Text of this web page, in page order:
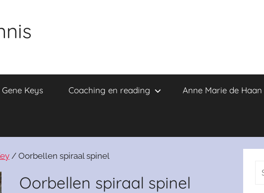
Keys Coaching en reading Anne Marie de Haan
/ Oorbellen spiraal spinel
Oorbellen spiraal spinel